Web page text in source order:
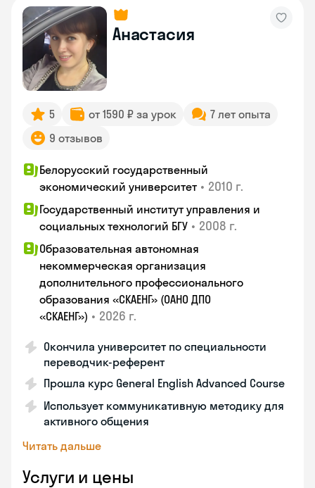
Анастасия
5 от 1590 ₽ за урок
7 лет опыта
9 отзывов
Белорусский государственный
экономический университет • 2010 г.
Государственный институт управления и
социальных технологий БГУ • 2008 г.
Образовательная автономная
некоммерческая организация
дополнительного профессионального
образования «СКАЕНГ» (ОАНО ДПО
«СКАЕНГ») • 2026 г.
Окончила университет по специальности
переводчик-референт
Прошла курс General English Advanced Course
Использует коммуникативную методику для
активного общения
Читать дальше
Услуги и цены